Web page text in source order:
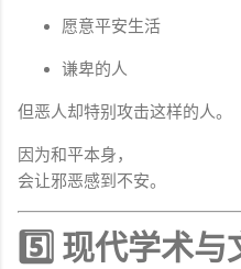
愿意平安生活
谦卑的人
但恶人却特别攻击这样的人。
因为和平本身，
会让邪恶感到不安。
5️⃣ 现代学术与